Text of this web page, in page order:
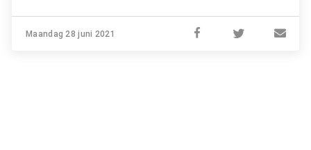
Maandag 28 juni 2021